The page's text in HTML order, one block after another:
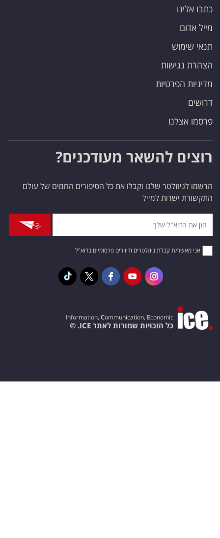
כתבו אלינו
מייל אדום
תנאי שימוש
הצהרת נגישות
מדיניות הפרטיות
דרושים
פרסמו אצלנו
רוצים להשאר מעודכנים?
הרשמו לניוזלטר שלנו וקבלו את כל הסיפורים החמים של עולם
התקשורת ישרות למייל
אני מאשר/ת קבלת ניוזלטרים ודיוורים פרסומיים בדוא"ל
Information, Communication, Economic
כל הזכויות שמורות לאתר ICE. ©